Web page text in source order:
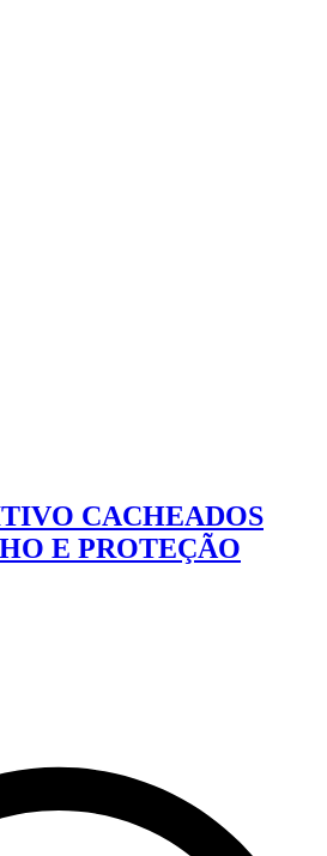
CACHEADOS
E PROTEÇÃO